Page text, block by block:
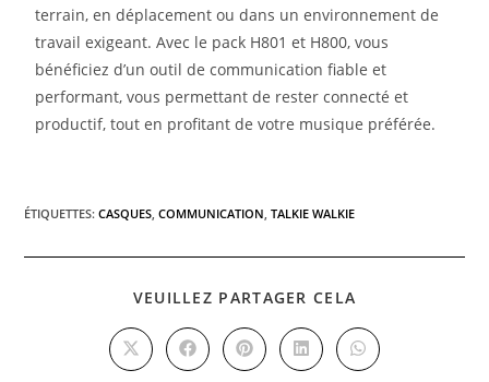
terrain, en déplacement ou dans un environnement de
travail exigeant. Avec le pack H801 et H800, vous
bénéficiez d’un outil de communication fiable et
performant, vous permettant de rester connecté et
productif, tout en profitant de votre musique préférée.
ÉTIQUETTES:CASQUES, COMMUNICATION, TALKIE WALKIE
VEUILLEZ PARTAGER CELA